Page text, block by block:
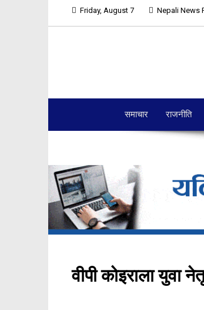
Friday, August 7 Nepali News
समाचार राजनीति
वीपी कोइराला युवा